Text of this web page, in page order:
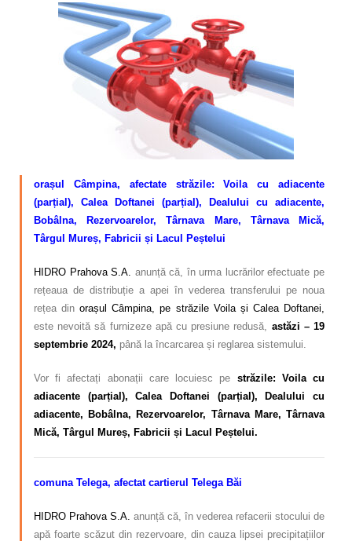
Calitatea apei
Comunicare
orașul Câmpina, afectate străzile: Voila cu adiacente
(parțial), Calea Doftanei (parțial), Dealului cu adiacente,
Bobâlna, Rezervoarelor, Târnava Mare, Târnava Mică,
Târgul Mureș, Fabricii și Lacul Peștelui
HIDRO Prahova S.A. anunță că, în urma lucrărilor efectuate pe
rețeaua de distribuție a apei în vederea transferului pe noua
rețea dinorașul Câmpina, pe străzile Voila și Calea Doftanei,
este nevoită să furnizeze apă cu presiune redusă, astăzi – 19
septembrie 2024, până la încarcarea și reglarea sistemului.
Vor fi afectați abonații care locuiesc pe străzile: Voila cu
adiacente (parțial), Calea Doftanei (parțial), Dealului cu
adiacente, Bobâlna, Rezervoarelor, Târnava Mare, Târnava
Mică, Târgul Mureș, Fabricii și Lacul Peștelui.
comuna Telega, afectat cartierul Telega Băi
HIDRO Prahova S.A. anunță că, în vederea refacerii stocului de
apă foarte scăzut din rezervoare, din cauza lipsei precipitațiilor